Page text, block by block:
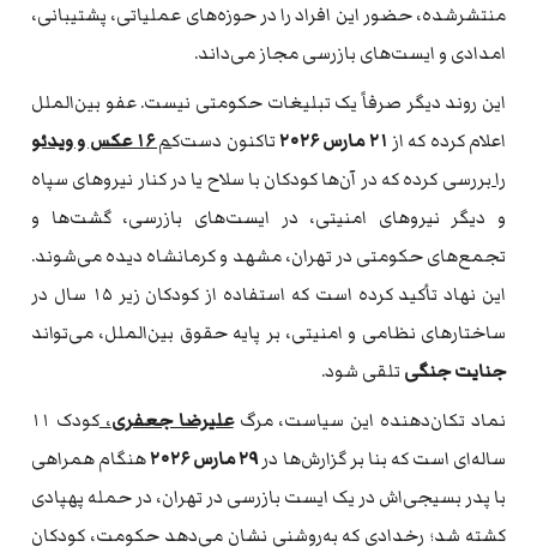
منتشرشده، حضور این افراد را در حوزه‌های عملیاتی، پشتیبانی،
امدادی و ایست‌های بازرسی مجاز می‌داند.
این روند دیگر صرفاً یک تبلیغات حکومتی نیست. عفو بین‌الملل
اعلام کرده که از ۲۱ مارس ۲۰۲۶ تاکنون دست‌کم۱۶ عکس و ویدئو
را بررسی کرده که در آن‌ها کودکان با سلاح یا در کنار نیروهای سپاه
و دیگر نیروهای امنیتی، در ایست‌های بازرسی، گشت‌ها و
تجمع‌های حکومتی در تهران، مشهد و کرمانشاه دیده می‌شوند.
این نهاد تأکید کرده است که استفاده از کودکان زیر ۱۵ سال در
ساختارهای نظامی و امنیتی، بر پایه حقوق بین‌الملل، می‌تواند
جنایت جنگی تلقی شود.
نماد تکان‌دهنده این سیاست، مرگعلیرضا جعفری،
کودک ۱۱
ساله‌ای است که بنا بر گزارش‌ها در۲۹ مارس ۲۰۲۶
هنگام همراهی
با پدر بسیجی‌اش در یک ایست بازرسی در تهران، در حمله پهپادی
کشته شد؛ رخدادی که به‌روشنی نشان می‌دهد حکومت، کودکان